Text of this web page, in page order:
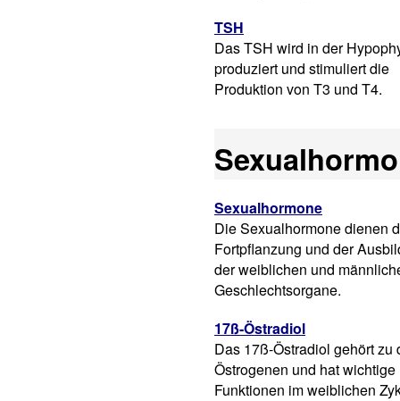
TSH
Das TSH wird in der
produziert und stimuliert die
Produktion von T3 und T4.
Sexualhormone
Die Sexualhormone dienen
Fortpflanzung und der
der weiblichen und
Geschlechtsorgane.
17ß-Östradiol
Das 17ß-Östradiol gehört zu
Östrogenen und hat wichtige
Funktionen im weiblichen